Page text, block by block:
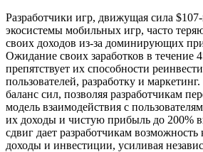
Разработчики игр, движущая сила
экосистемы мобильных игр, часто
своих доходов из-за доминирующих
Ожидание своих заработков в течение
препятствует их способности
пользователей, разработку и
баланс сил, позволяя разработчикам
модель взаимодействия с
их доходы и чистую прибыль до 200%
сдвиг дает разработчикам возможность
доходы и инвестиции, усиливая